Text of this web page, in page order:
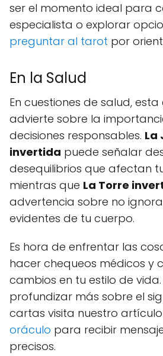
ser el momento ideal para
especialista o explorar
preguntar al tarot por
En la Salud
En cuestiones de salud,
advierte sobre la
decisiones responsables. La
invertida puede señalar
desequilibrios que afectan
mientras que La Torre
advertencia sobre no
evidentes de tu cuerpo.
Es hora de enfrentar las
hacer chequeos médicos y
cambios en tu estilo de vida.
profundizar más sobre el
cartas visita nuestro artículo
oráculo para recibir
precisos.